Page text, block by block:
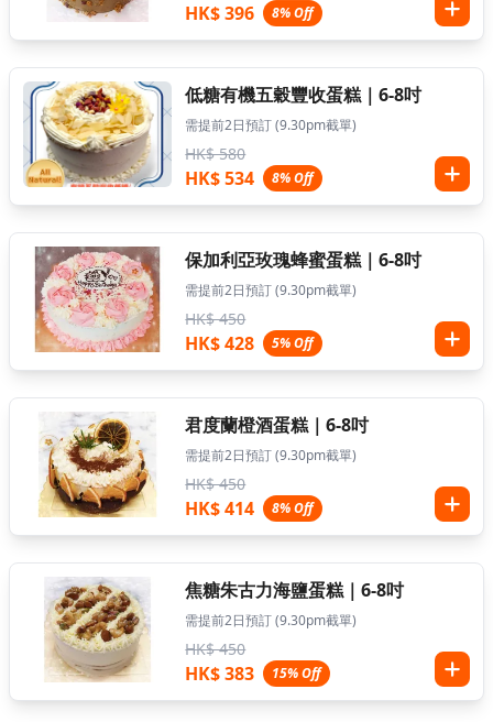
HK$ 396 8% Off
低糖有機五穀豐收蛋糕｜6-8吋
需提前2日預訂 (9.30pm截單)
HK$ 580
HK$ 534 8% Off
保加利亞玫瑰蜂蜜蛋糕｜6-8吋
需提前2日預訂 (9.30pm截單)
HK$ 450
HK$ 428 5% Off
君度蘭橙酒蛋糕｜6-8吋
需提前2日預訂 (9.30pm截單)
HK$ 450
HK$ 414 8% Off
焦糖朱古力海鹽蛋糕｜6-8吋
需提前2日預訂 (9.30pm截單)
HK$ 450
HK$ 383 15% Off